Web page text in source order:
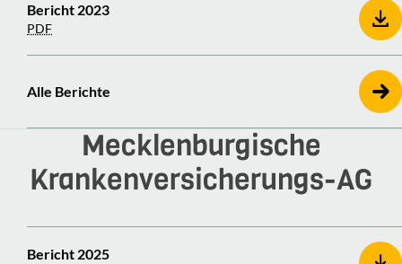
Bericht 2023
PDF
Alle Berichte
Meck­len­bur­gi­sche
Krankenversicherungs-​​AG
Bericht 2025